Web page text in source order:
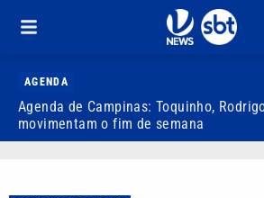
AGENDA
Agenda de Campinas: Toquinho,
movimentam o fim de semana